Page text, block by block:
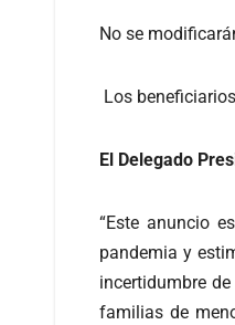
No se
Los
El Delegado
“Este anuncio
pandemia y
incertidumbre
familias de